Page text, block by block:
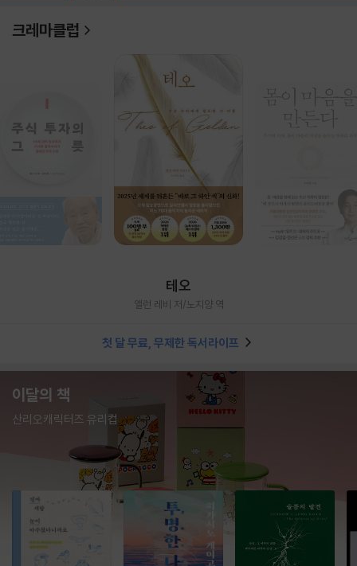
크레마클럽
테오
앨런 레비 저/노지양 역
첫 달 무료, 무제한 독서라이프
이달의 책
산리오캐릭터즈 유리컵